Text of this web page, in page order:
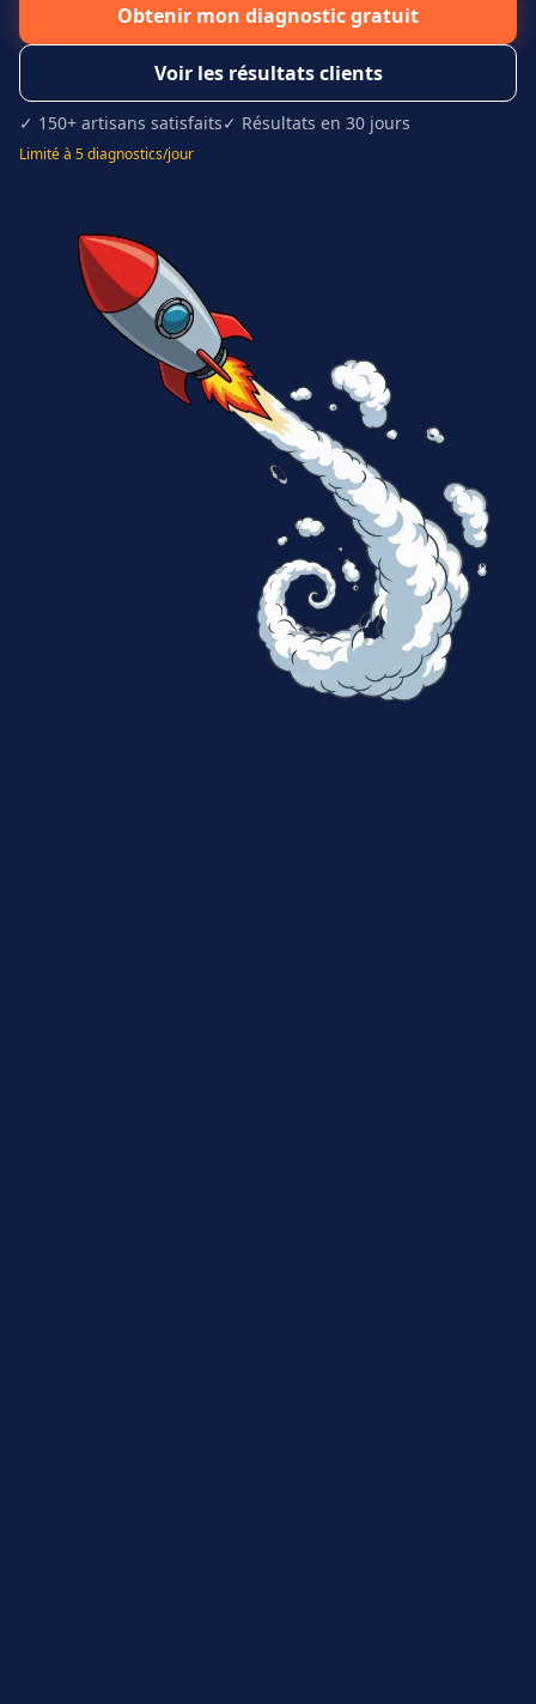
Obtenir mon diagnostic gratuit
Voir les résultats clients
✓ 150+ artisans satisfaits✓ Résultats en 30 jours
Limité à 5 diagnostics/jour